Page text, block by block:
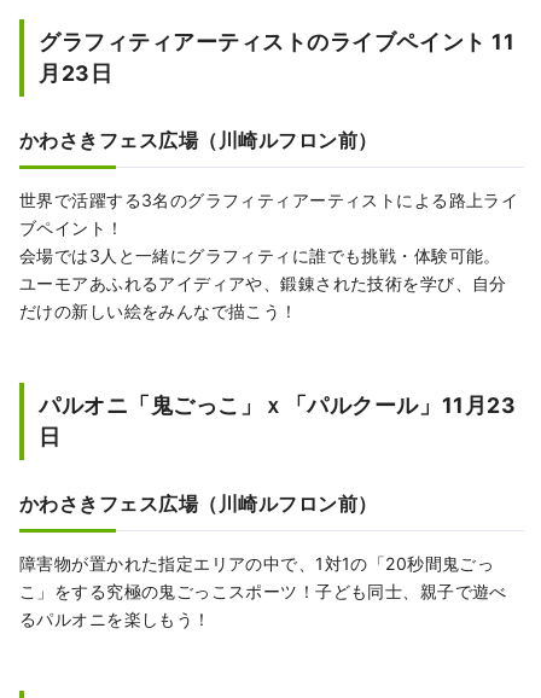
グラフィティアーティストのライブペイント 11
月23日
かわさきフェス広場（川崎ルフロン前）
世界で活躍する3名のグラフィティアーティストによる路上ライ
ブペイント！
会場では3人と一緒にグラフィティに誰でも挑戦・体験可能。
ユーモアあふれるアイディアや、鍛錬された技術を学び、自分
だけの新しい絵をみんなで描こう！
パルオニ「鬼ごっこ」ｘ「パルクール」11月23
日
かわさきフェス広場（川崎ルフロン前）
障害物が置かれた指定エリアの中で、1対1の「20秒間鬼ごっ
こ」をする究極の鬼ごっこスポーツ！子ども同士、親子で遊べ
るパルオニを楽しもう！